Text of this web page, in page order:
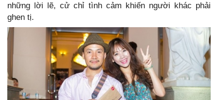
những lời lẽ, cử chỉ tình cảm khiến người khác phải
ghen tị.